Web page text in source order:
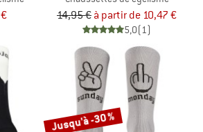
14,95 € à partir de 10,47 €
5,0(1)
Jusqu'à -30 %